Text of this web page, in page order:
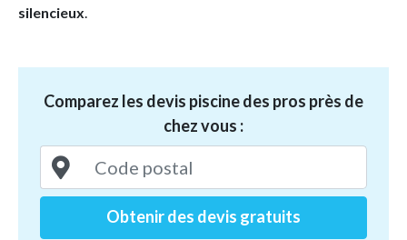
silencieux
Comparez les devis piscine des pros près de
chez vous :
Obtenir des devis gratuits